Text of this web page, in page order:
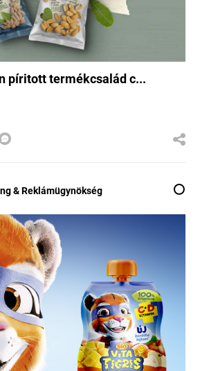
píritott termékcsalád c...
& Reklámügynökség